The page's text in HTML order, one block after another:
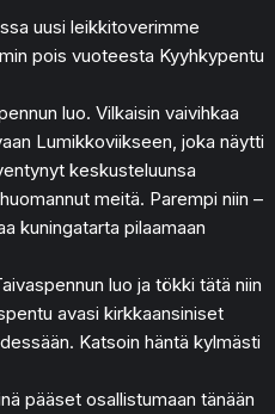
uusi leikkitoverimme
pois vuoteesta Kyyhkypentu
luo. Vilkaisin vaivihkaa
Lumikkoviikseen, joka näytti
keskusteluunsa
meitä. Parempi niin –
kuningatarta pilaamaan
luo ja tökki tätä niin
avasi kirkkaansiniset
Katsoin häntä kylmästi
pääset osallistumaan tänään